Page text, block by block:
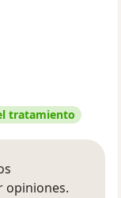
tratamiento
opiniones.